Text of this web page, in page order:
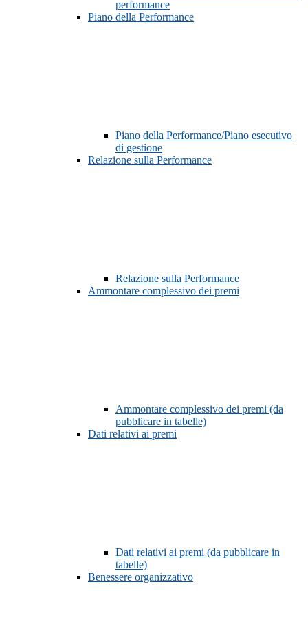
performance
Piano della Performance
Piano della Performance/Piano esecutivo
di gestione
Relazione sulla Performance
Relazione sulla Performance
Ammontare complessivo dei premi
Ammontare complessivo dei premi (da
pubblicare in tabelle)
Dati relativi ai premi
Dati relativi ai premi (da pubblicare in
tabelle)
Benessere organizzativo